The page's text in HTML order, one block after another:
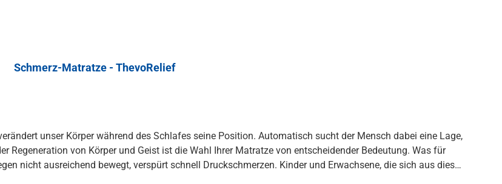
Schmerz-Matratze - ThevoRelief
unser Körper während des Schlafes seine Position. Automatisch sucht der Mensch dabei eine Lage,
Regeneration von Körper und Geist ist die Wahl Ihrer Matratze von entscheidender Bedeutung. Was für
nicht ausreichend bewegt, verspürt schnell Druckschmerzen. Kinder und Erwachsene, die sich aus dieser